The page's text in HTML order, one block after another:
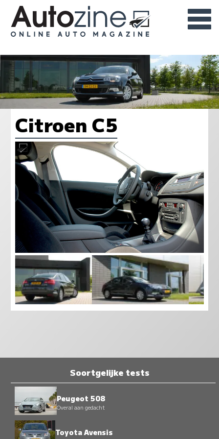
Citroen C5
Soortgelijke tests
Peugeot 508
Overal aan gedacht
Toyota Avensis